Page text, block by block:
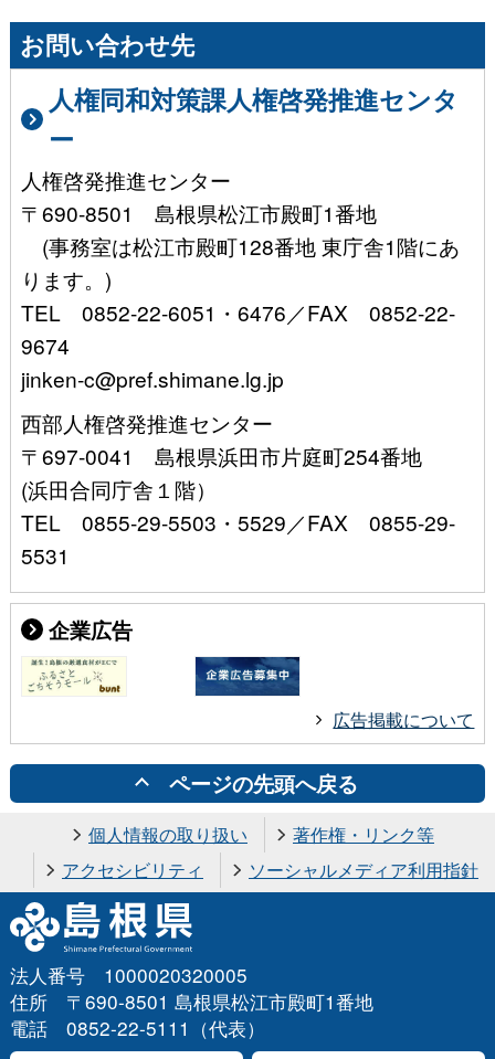
お問い合わせ先
人権同和対策課人権啓発推進センタ
ー
人権啓発推進センター
〒690-8501 島根県松江市殿町1番地
(事務室は松江市殿町128番地 東庁舎1階にあ
ります。)
TEL 0852-22-6051・6476／FAX 0852-22-
9674
jinken-c@pref.shimane.lg.jp
西部人権啓発推進センター
〒697-0041 島根県浜田市片庭町254番地
(浜田合同庁舎１階）
TEL 0855-29-5503・5529／FAX 0855-29-
5531
企業広告
広告掲載について
ページの先頭へ戻る
個人情報の取り扱い
著作権・リンク等
アクセシビリティ
ソーシャルメディア利用指針
法人番号 1000020320005
住所 〒690-8501 島根県松江市殿町1番地
電話 0852-22-5111（代表）